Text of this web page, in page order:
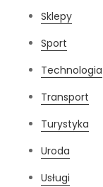
Sklepy
Sport
Technologia
Transport
Turystyka
Uroda
Usługi